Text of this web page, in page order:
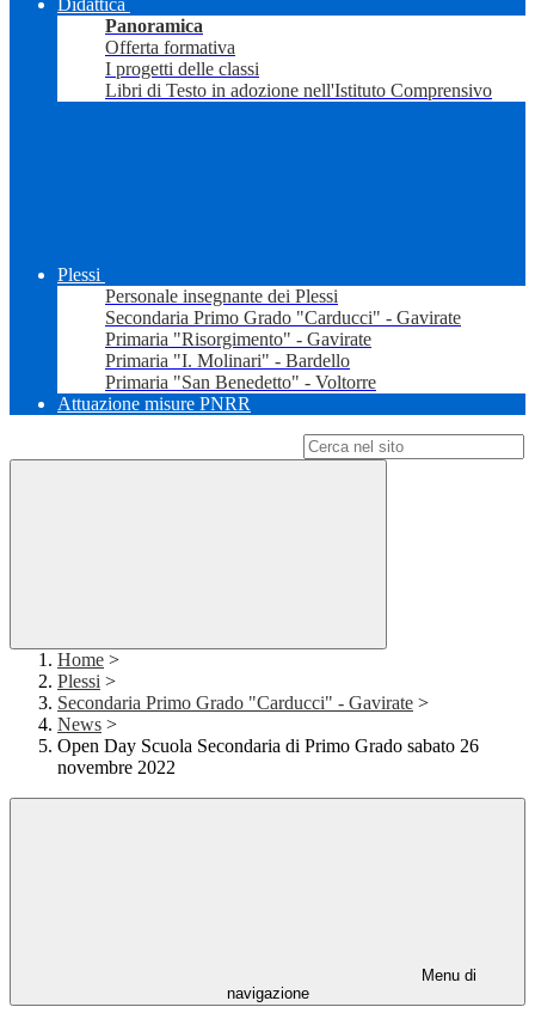
Didattica
Panoramica
Offerta formativa
I progetti delle classi
Libri di Testo in adozione nell'Istituto Comprensivo
Plessi
Personale insegnante dei Plessi
Secondaria Primo Grado "Carducci" - Gavirate
Primaria "Risorgimento" - Gavirate
Primaria "I. Molinari" - Bardello
Primaria "San Benedetto" - Voltorre
Attuazione misure PNRR
Home >
Plessi >
Secondaria Primo Grado "Carducci" - Gavirate >
News >
Open Day Scuola Secondaria di Primo Grado sabato 26
novembre 2022
Menu di
navigazione